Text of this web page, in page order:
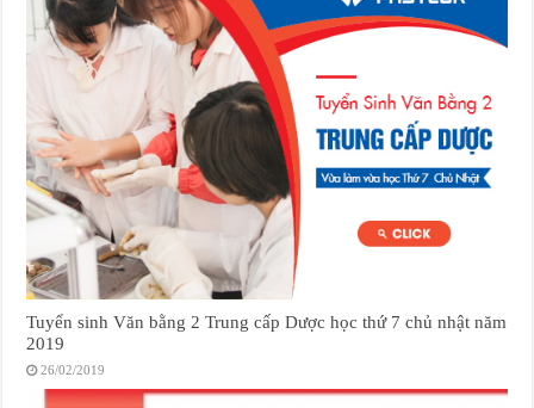
Tuyển sinh Văn bằng 2 Trung cấp Dược học thứ 7 chủ nhật năm
2019
26/02/2019